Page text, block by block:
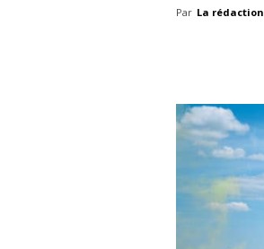
Par La rédaction